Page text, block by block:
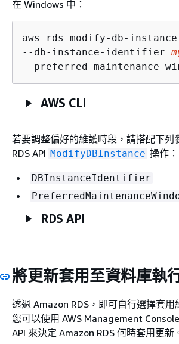
在 Windows 中：
aws rds modify-db-
--db-instance-identifier
--preferred-maintenance-
AWS CLI
若要調整偏好的維護時段，請搭配下列
RDS API ModifyDBInstance 操作：
DBInstanceIdentifier
RDS API
將更新套用至資料庫執
透過 Amazon RDS，即可自行選擇套用
您可以使用 AWS Management Console
API 來決定 Amazon RDS 何時套用更新